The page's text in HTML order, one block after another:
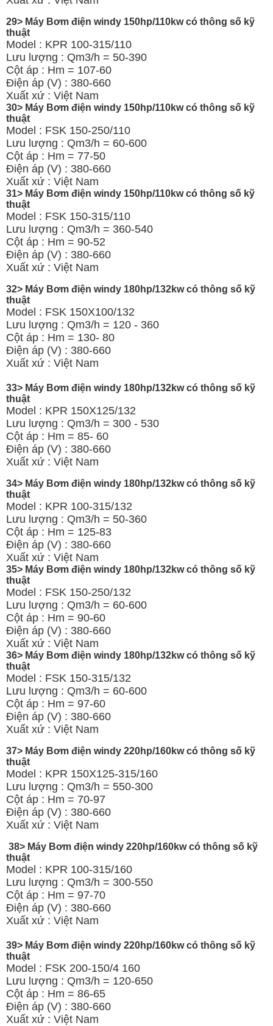
29> Máy Bơm điện windy 150hp/110kw có thông số kỹ
thuật
Model : KPR 100-315/110
Lưu lượng : Qm3/h = 50-390
Cột áp : Hm = 107-60
Điện áp (V) : 380-660
Xuất xứ : Việt Nam
30> Máy Bơm điện windy 150hp/110kw có thông số kỹ
thuật
Model : FSK 150-250/110
Lưu lượng : Qm3/h = 60-600
Cột áp : Hm = 77-50
Điện áp (V) : 380-660
Xuất xứ : Việt Nam
31> Máy Bơm điện windy 150hp/110kw có thông số kỹ
thuật
Model : FSK 150-315/110
Lưu lượng : Qm3/h = 360-540
Cột áp : Hm = 90-52
Điện áp (V) : 380-660
Xuất xứ : Việt Nam
32> Máy Bơm điện windy 180hp/132kw có thông số kỹ
thuật
Model : FSK 150X100/132
Lưu lượng : Qm3/h = 120 - 360
Cột áp : Hm = 130- 80
Điện áp (V) : 380-660
Xuất xứ : Việt Nam
33> Máy Bơm điện windy 180hp/132kw có thông số kỹ
thuật
Model : KPR 150X125/132
Lưu lượng : Qm3/h = 300 - 530
Cột áp : Hm = 85- 60
Điện áp (V) : 380-660
Xuất xứ : Việt Nam
34> Máy Bơm điện windy 180hp/132kw có thông số kỹ
thuật
Model : KPR 100-315/132
Lưu lượng : Qm3/h = 50-360
Cột áp : Hm = 125-83
Điện áp (V) : 380-660
Xuất xứ : Việt Nam
35> Máy Bơm điện windy 180hp/132kw có thông số kỹ
thuật
Model : FSK 150-250/132
Lưu lượng : Qm3/h = 60-600
Cột áp : Hm = 90-60
Điện áp (V) : 380-660
Xuất xứ : Việt Nam
36> Máy Bơm điện windy 180hp/132kw có thông số kỹ
thuật
Model : FSK 150-315/132
Lưu lượng : Qm3/h = 60-600
Cột áp : Hm = 97-60
Điện áp (V) : 380-660
Xuất xứ : Việt Nam
37> Máy Bơm điện windy 220hp/160kw có thông số kỹ
thuật
Model : KPR 150X125-315/160
Lưu lượng : Qm3/h = 550-300
Cột áp : Hm = 70-97
Điện áp (V) : 380-660
Xuất xứ : Việt Nam
38> Máy Bơm điện windy 220hp/160kw có thông số kỹ
thuật
Model : KPR 100-315/160
Lưu lượng : Qm3/h = 300-550
Cột áp : Hm = 97-70
Điện áp (V) : 380-660
Xuất xứ : Việt Nam
39> Máy Bơm điện windy 220hp/160kw có thông số kỹ
thuật
Model : FSK 200-150/4 160
Lưu lượng : Qm3/h = 120-650
Cột áp : Hm = 86-65
Điện áp (V) : 380-660
Xuất xứ : Việt Nam